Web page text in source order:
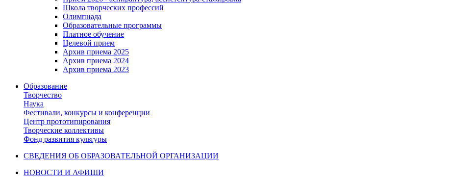
Школа творческих профессий
Олимпиада
Образовательные программы
Платное обучение
Целевой прием
Архив приема 2025
Архив приема 2024
Архив приема 2023
Образование
Творчество
Наука
Фестивали, конкурсы и конференции
Центр прототипирования
Творческие коллективы
Фонд развития культуры
СВЕДЕНИЯ ОБ ОБРАЗОВАТЕЛЬНОЙ ОРГАНИЗАЦИИ
НОВОСТИ И АФИШИ